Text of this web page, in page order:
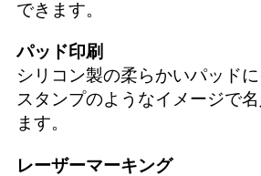
できます。
パッド印刷
シリコン製の柔らかいパッド
スタンプのようなイメージで
ます。
レーザーマーキング